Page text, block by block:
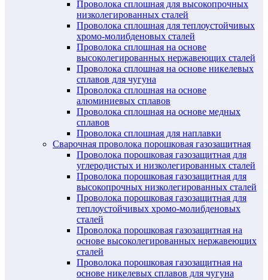
Проволока сплошная для высокопрочных
низколегированных сталей
Проволока сплошная для теплоустойчивых
хромо-молибденовых сталей
Проволока сплошная на основе
высоколегированных нержавеющих сталей
Проволока сплошная на основе никелевых
сплавов для чугуна
Проволока сплошная на основе
алюминиевых сплавов
Проволока сплошная на основе медных
сплавов
Проволока сплошная для наплавки
Сварочная проволока порошковая газозащитная
Проволока порошковая газозащитная для
углеродистых и низколегированных сталей
Проволока порошковая газозащитная для
высокопрочных низколегированных сталей
Проволока порошковая газозащитная для
теплоустойчивых хромо-молибденовых
сталей
Проволока порошковая газозащитная на
основе высоколегированных нержавеющих
сталей
Проволока порошковая газозащитная на
основе никелевых сплавов для чугуна